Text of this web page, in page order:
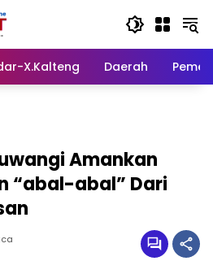
X.Kalteng Daerah
Amankan
“abal-abal” Dari